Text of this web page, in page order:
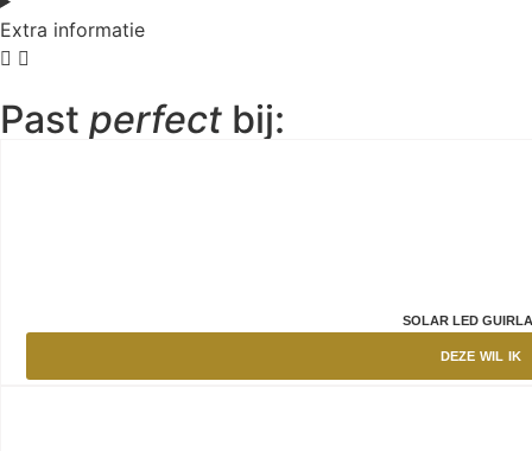
Extra informatie
Past perfect bij:
SOLAR LED
DEZE WIL IK